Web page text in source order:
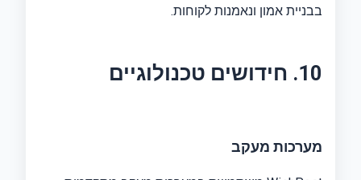
בבניית אמון ונאמנות לקוחות.
10. חידושים טכנולוגיים
מערכות מעקב